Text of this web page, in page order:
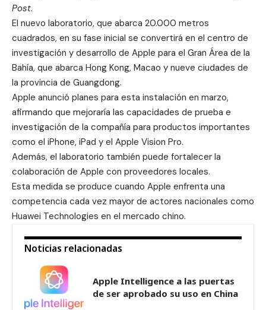
Post.
El nuevo laboratorio, que abarca 20.000 metros
cuadrados, en su fase inicial se convertirá en el centro de
investigación y desarrollo de Apple para el Gran Área de la
Bahía, que abarca Hong Kong, Macao y nueve ciudades de
la provincia de Guangdong.
Apple anunció planes para esta instalación en marzo,
afirmando que mejoraría las capacidades de prueba e
investigación de la compañía para productos importantes
como el iPhone, iPad y el Apple Vision Pro.
Además, el laboratorio también puede fortalecer la
colaboración de Apple con proveedores locales.
Esta medida se produce cuando Apple enfrenta una
competencia cada vez mayor de actores nacionales como
Huawei Technologies en el mercado chino.
Noticias relacionadas
Apple Intelligence a las puertas
de ser aprobado su uso en China